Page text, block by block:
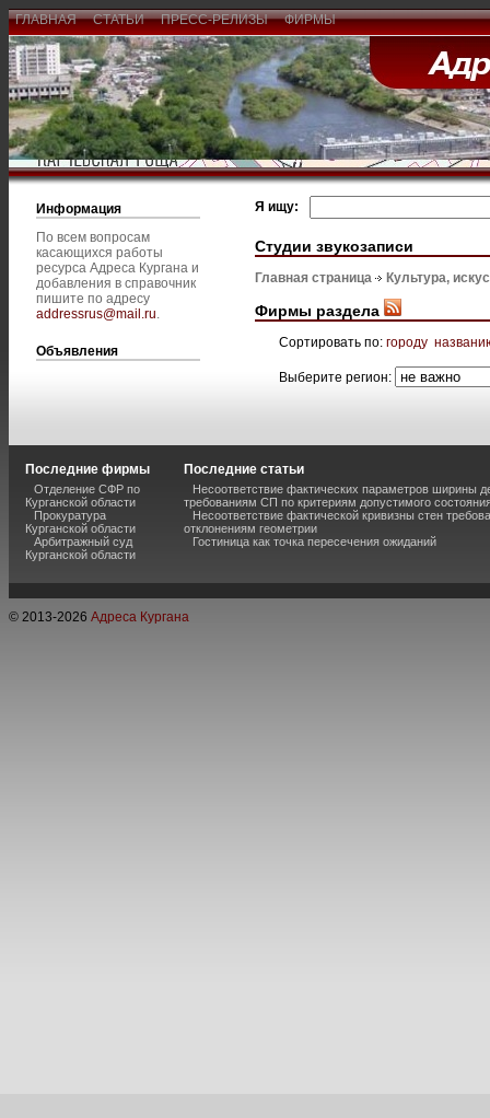
ГЛАВНАЯ СТАТЬИ ПРЕСС-РЕЛИЗЫ ФИРМЫ
Информация
По всем вопросам
касающихся работы
ресурса Адреса Кургана и
добавления в справочник
пишите по адресу
addressrus@mail.ru.
Объявления
Я ищу:
Студии звукозаписи
Главная страница Культура,
Фирмы раздела
Сортировать по: городу
Выберите регион:
Последние фирмы
Отделение СФР по
Курганской области
Прокуратура
Курганской области
Арбитражный суд
Курганской области
Последние статьи
Несоответствие фактических параметров ширины
требованиям СП по критериям допустимого
Несоответствие фактической кривизны стен
отклонениям геометрии
Гостиница как точка пересечения ожиданий
© 2013-2026 Адреса Кургана